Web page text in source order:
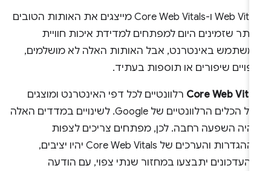
Web Vitals ו-Core Web Vitals מייצגים את האותות הטובים
שזמינים היום למפתחים למדידת איכות חוויית
באינטרנט, אבל האותות האלה לא מושלמים,
שיפורים או תוספות בעתיד.
Core Webרלוונטיים לכל דפי האינטרנט ומוצגים
בכל הכלים הרלוונטיים של Google. לשינויים במדדים האלה
השפעה רחבה. לכן, מפתחים צריכים לצפות
שההגדרות והערכים של Core Web Vitals יהיו יציבים,
יתבצעו במחזור שנתי צפוי, עם הודעה